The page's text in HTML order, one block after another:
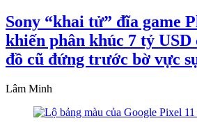
Sony “khai tử” đĩa game
khiến phân khúc 7 tỷ
đồ cũ đứng trước bờ vực
Lâm Minh